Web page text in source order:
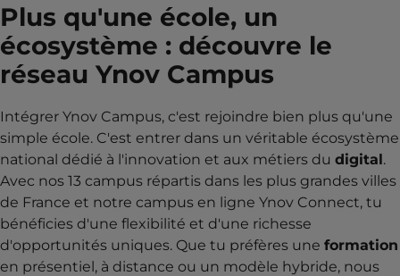
Plus qu'une école, un
écosystème : découvre le
réseau Ynov Campus
Intégrer Ynov Campus, c'est rejoindre bien plus qu'une
simple école. C'est entrer dans un véritable écosystème
national dédié à l'innovation et aux métiers du digital.
Avec nos 13 campus répartis dans les plus grandes villes
de France et notre campus en ligne Ynov Connect, tu
bénéficies d'une flexibilité et d'une richesse
d'opportunités uniques. Que tu préfères une formation
en présentiel, à distance ou un modèle hybride, nous